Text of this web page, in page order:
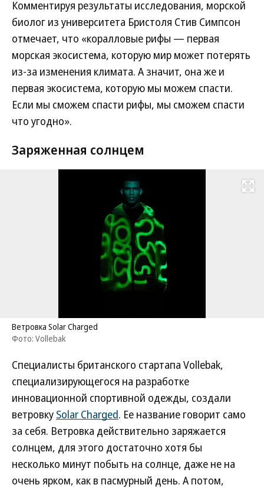
Комментируя результаты исследования, морской
биолог из университета Бристоля Стив Симпсон
отмечает, что «коралловые рифы — первая
морская экосистема, которую мир может потерять
из-за изменения климата. А значит, она же и
первая экосистема, которую мы можем спасти.
Если мы сможем спасти рифы, мы сможем спасти
что угодно».
Заряженная солнцем
Развернуть
Ветровка Solar Charged
Фото: Vollebak
Специалисты британского стартапа Vollebak,
специализирующегося на разработке
инновационной спортивной одежды, создали
ветровку Solar Charged. Ее название говорит само
за себя. Ветровка действительно заряжается
солнцем, для этого достаточно хотя бы
несколько минут побыть на солнце, даже не на
очень ярком, как в пасмурный день. А потом,